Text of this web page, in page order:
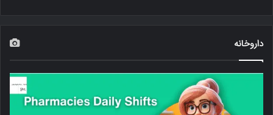
داروخانه